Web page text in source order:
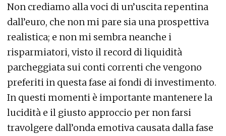
Non crediamo alla voci di un’uscita repentina
dall’euro, che non mi pare sia una prospettiva
realistica; e non mi sembra neanche i
risparmiatori, visto il record di liquidità
parcheggiata sui conti correnti che vengono
preferiti in questa fase ai fondi di investimento.
In questi momenti è importante mantenere la
lucidità e il giusto approccio per non farsi
travolgere dall’onda emotiva causata dalla fase